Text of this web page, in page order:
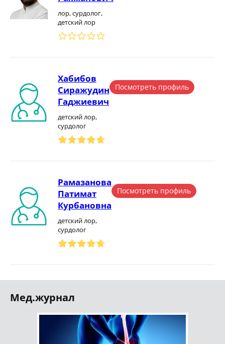
лор, сурдолог,
детский лор
Хабибов
Сиражудин
Гаджиевич
детский лор,
сурдолог
Посмотреть профиль
Рамазанова
Патимат
Курбановна
детский лор,
сурдолог
Посмотреть профиль
Мед.журнал